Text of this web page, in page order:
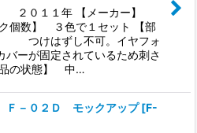
２０１１年 【メーカー】
個数】 ３色で１セット 【部
つけはずし不可。イヤフォ
バーが固定されているため刺さ
品の状態】 中…
Ｆ－０２Ｄ モックアップ [F-